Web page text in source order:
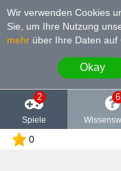
Wir verwenden Cookies
Sie, um Ihre Nutzung
mehr über Ihre Daten auf
Okay
2
Spiele
6
0